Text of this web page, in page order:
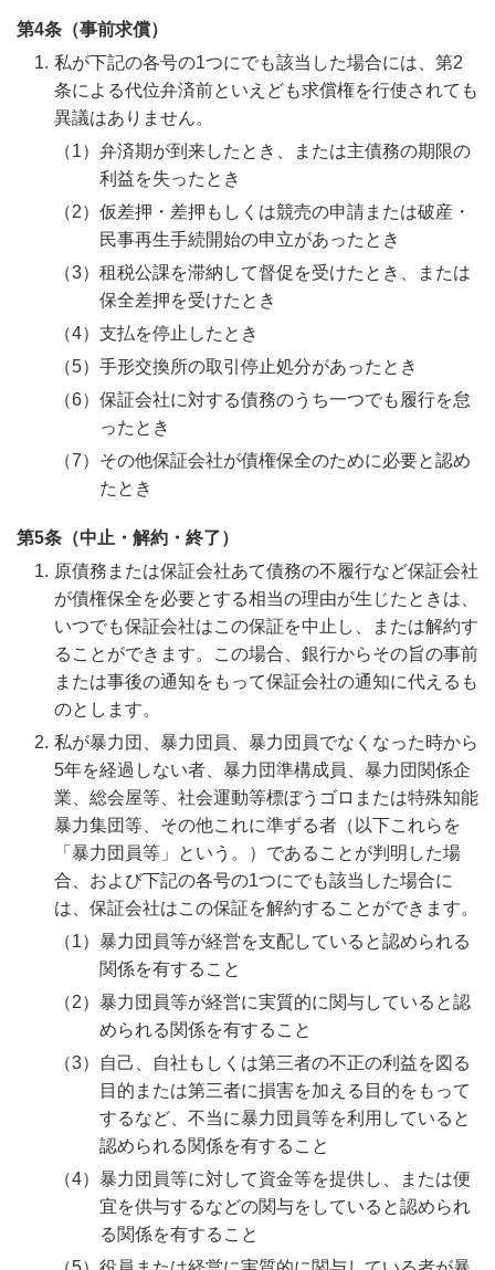
第4条（事前求償）
私が下記の各号の1つにでも該当した場合には、第2
条による代位弁済前といえども求償権を行使されても
異議はありません。
弁済期が到来したとき、または主債務の期限の
利益を失ったとき
仮差押・差押もしくは競売の申請または破産・
民事再生手続開始の申立があったとき
租税公課を滞納して督促を受けたとき、または
保全差押を受けたとき
支払を停止したとき
手形交換所の取引停止処分があったとき
保証会社に対する債務のうち一つでも履行を怠
ったとき
その他保証会社が債権保全のために必要と認め
たとき
第5条（中止・解約・終了）
原債務または保証会社あて債務の不履行など保証会社
が債権保全を必要とする相当の理由が生じたときは、
いつでも保証会社はこの保証を中止し、または解約す
ることができます。この場合、銀行からその旨の事前
または事後の通知をもって保証会社の通知に代えるも
のとします。
私が暴力団、暴力団員、暴力団員でなくなった時から
5年を経過しない者、暴力団準構成員、暴力団関係企
業、総会屋等、社会運動等標ぼうゴロまたは特殊知能
暴力集団等、その他これに準ずる者（以下これらを
「暴力団員等」という。）であることが判明した場
合、および下記の各号の1つにでも該当した場合に
は、保証会社はこの保証を解約することができます。
暴力団員等が経営を支配していると認められる
関係を有すること
暴力団員等が経営に実質的に関与していると認
められる関係を有すること
自己、自社もしくは第三者の不正の利益を図る
目的または第三者に損害を加える目的をもって
するなど、不当に暴力団員等を利用していると
認められる関係を有すること
暴力団員等に対して資金等を提供し、または便
宜を供与するなどの関与をしていると認められ
る関係を有すること